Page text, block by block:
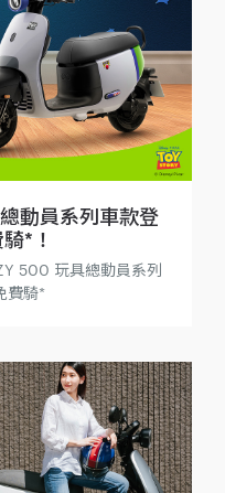
動員系列車款登
*！
500 玩具總動員系列
費騎*